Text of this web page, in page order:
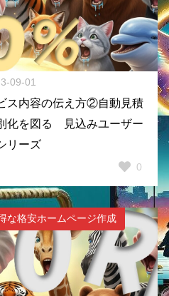
09-01
ス内容の伝え方②自動見積
化を図る 見込みユーザー
リーズ
0
な格安ホームページ作成